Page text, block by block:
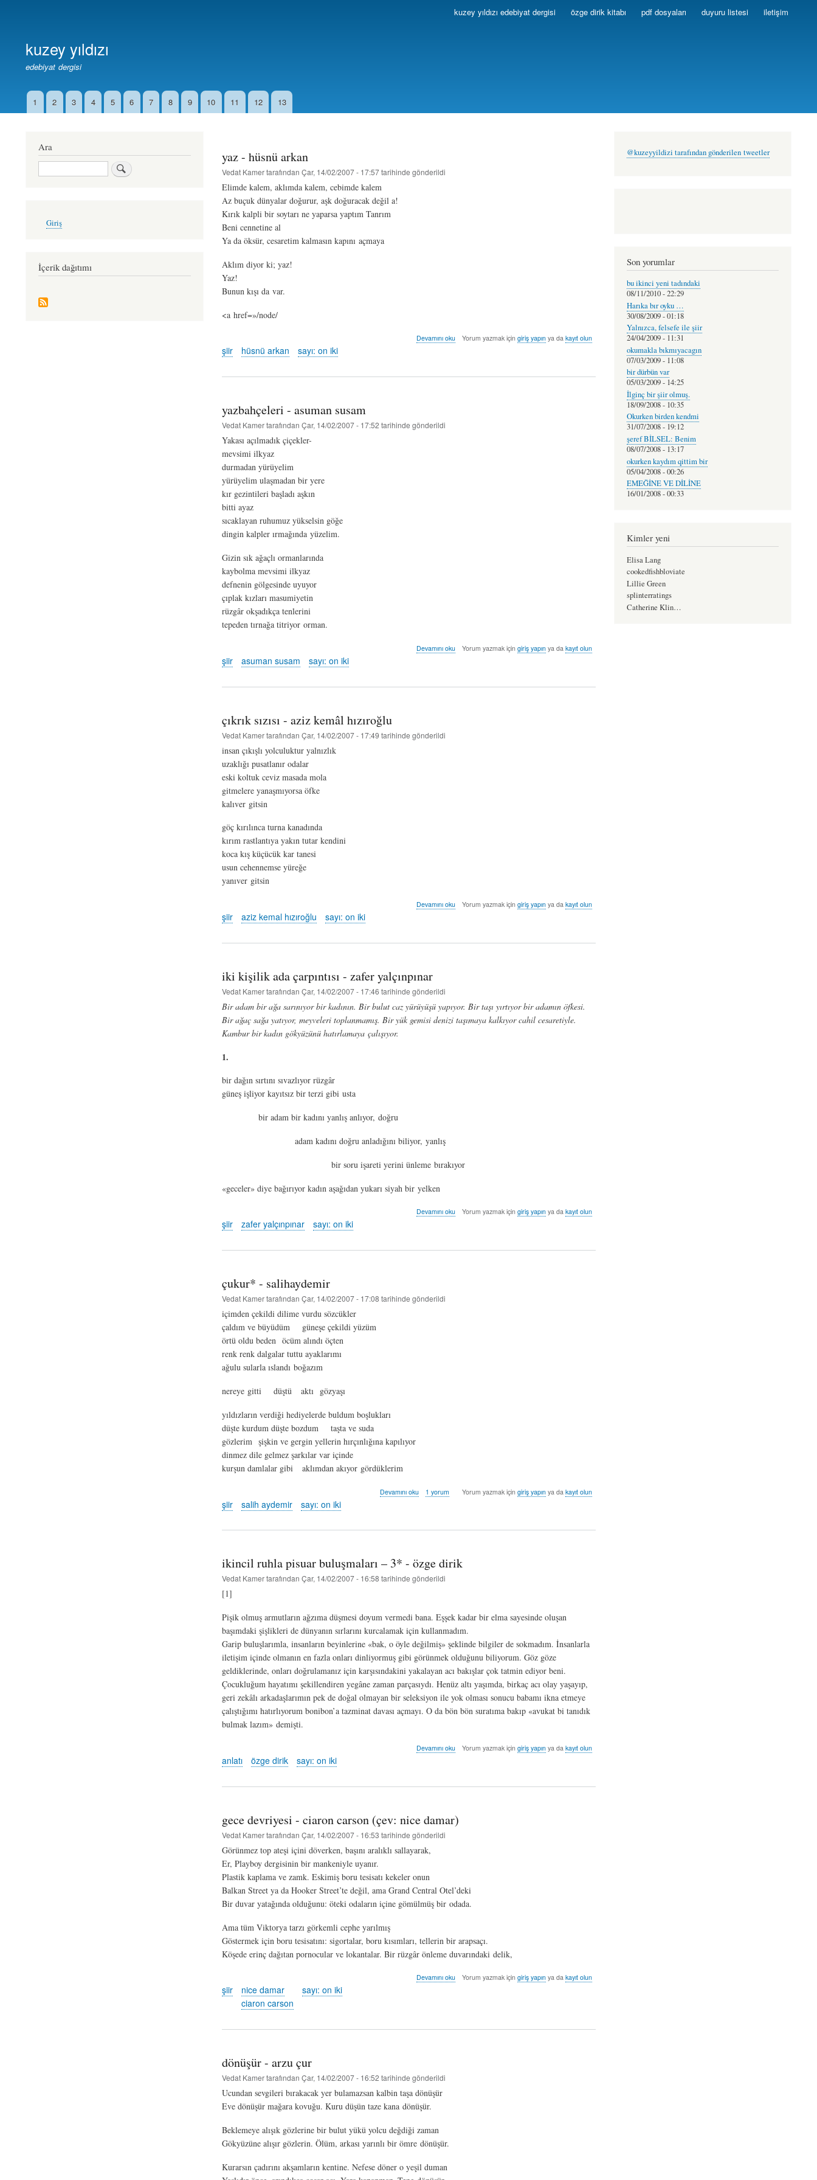
kuzey yıldızı edebiyat dergisi özge dirik kitabı pdf dosyaları duyuru listesi iletişim
kuzey yıldızı
edebiyat dergisi
İkincil1 2 3 4 5 6 7 8 9 10 11 12 13
yaz - hüsnü arkan
Vedat Kamertarafından Çar, 14/02/2007 - 17:57tarihinde gönderildi
Elimde kalem, aklımda kalem, cebimde kalem
Az buçuk dünyalar doğurur, aşk doğuracak değil a!
Kırık kalpli bir soytarı ne yaparsa yaptım Tanrım
Beni cennetine al
Ya da öksür, cesaretim kalmasın kapını açmaya
Aklım diyor ki; yaz!
Yaz!
Bunun kışı da var.
<a href=»/node/
yaz
hakkında
Devamını oku Yorum yazmak içingiriş yapın ya dakayıt olun
şiir hüsnü arkan sayı: on iki
yazbahçeleri - asuman susam
Vedat Kamertarafından Çar, 14/02/2007 - 17:52 tarihinde gönderildi
Yakası açılmadık çiçekler-
mevsimi ilkyaz
durmadan yürüyelim
yürüyelim ulaşmadan bir yere
kır gezintileri başladı aşkın
bitti ayaz
sıcaklayan ruhumuz yükselsin göğe
dingin kalpler ırmağında yüzelim.
Gizin sık ağaçlı ormanlarında
kaybolma mevsimi ilkyaz
defnenin gölgesinde uyuyor
çıplak kızları masumiyetin
rüzgâr okşadıkça tenlerini
tepeden tırnağa titriyor orman.
yazbahçeleri
hakkında
Devamını oku Yorum yazmak içingiriş yapın ya dakayıt olun
şiir asuman susam sayı: on iki
çıkrık sızısı - aziz kemâl hızıroğlu
Vedat Kamertarafından Çar, 14/02/2007 - 17:49 tarihinde gönderildi
insan çıkışlı yolculuktur yalnızlık
uzaklığı pusatlanır odalar
eski koltuk ceviz masada mola
gitmelere yanaşmıyorsa öfke
kalıver gitsin
göç kırılınca turna kanadında
kırım rastlantıya yakın tutar kendini
koca kış küçücük kar tanesi
usun cehennemse yüreğe
yanıver gitsin
çıkrık
kemâl
Devamını oku Yorum yazmak içingiriş yapın ya dakayıt olun
şiir aziz kemal hızıroğlu sayı: on iki
iki kişilik ada çarpıntısı - zafer yalçınpınar
Vedat Kamertarafından Çar, 14/02/2007 - 17:46 tarihinde gönderildi
Bir adam bir ağa sarınıyor bir kadının. Bir bulut caz yürüyüşü yapıyor. Bir taşı yırtıyor bir adamın öfkesi.
Bir ağaç sağa yatıyor, meyveleri toplanmamış. Bir yük gemisi denizi taşımaya kalkıyor cahil cesaretiyle.
Kambur bir kadın gökyüzünü hatırlamaya çalışıyor.
1.
bir dağın sırtını sıvazlıyor rüzgâr
güneş işliyor kayıtsız bir terzi gibi usta
bir adam bir kadını yanlış anlıyor, doğru
adam kadını doğru anladığını biliyor, yanlış
bir soru işareti yerini ünleme bırakıyor
«geceler» diye bağırıyor kadın aşağıdan yukarı siyah bir yelken
iki
-
Devamını oku Yorum yazmak içingiriş yapın ya dakayıt olun
şiir zafer yalçınpınar sayı: on iki
çukur* - salihaydemir
Vedat Kamertarafından Çar, 14/02/2007 - 17:08 tarihinde gönderildi
içimden çekildi dilime vurdu sözcükler
çaldım ve büyüdüm güneşe çekildi yüzüm
örtü oldu beden öcüm alındı öçten
renk renk dalgalar tuttu ayaklarımı
ağulu sularla ıslandı boğazım
nereye gitti düştü aktı gözyaşı
yıldızların verdiği hediyelerde buldum boşlukları
düşte kurdum düşte bozdum taşta ve suda
gözlerim şişkin ve gergin yellerin hırçınlığına kapılıyor
dinmez dile gelmez şarkılar var içinde
kurşun damlalar gibi aklımdan akıyor gördüklerim
çukur*
Devamını oku 1 yorum Yorum yazmak içingiriş yapın ya dakayıt olun
şiir salih aydemir sayı: on iki
ikincil ruhla pisuar buluşmaları – 3* - özge dirik
Vedat Kamertarafından Çar, 14/02/2007 - 16:58 tarihinde gönderildi
[1]
Pişik olmuş armutların ağzıma düşmesi doyum vermedi bana. Eşşek kadar bir elma sayesinde oluşan
başımdaki şişlikleri de dünyanın sırlarını kurcalamak için kullanmadım.
Garip buluşlarımla, insanların beyinlerine «bak, o öyle değilmiş» şeklinde bilgiler de sokmadım. İnsanlarla
iletişim içinde olmanın en fazla onları dinliyormuş gibi görünmek olduğunu biliyorum. Göz göze
geldiklerinde, onları doğrulamanız için karşısındakini yakalayan acı bakışlar çok tatmin ediyor beni.
Çocukluğum hayatımı şekillendiren yegâne zaman parçasıydı. Henüz altı yaşımda, birkaç acı olay yaşayıp,
geri zekâlı arkadaşlarımın pek de doğal olmayan bir seleksiyon ile yok olması sonucu babamı ikna etmeye
çalıştığımı hatırlıyorum bonibon’a tazminat davası açmayı. O da bön bön suratıma bakıp «avukat bi tanıdık
bulmak lazım» demişti.
ikincil
–
özge
hakkında
Devamını oku Yorum yazmak içingiriş yapın ya dakayıt olun
anlatı özge dirik sayı: on iki
gece devriyesi - ciaron carson (çev: nice damar)
Vedat Kamertarafından Çar, 14/02/2007 - 16:53 tarihinde gönderildi
Görünmez top ateşi içini döverken, başını aralıklı sallayarak,
Er, Playboy dergisinin bir mankeniyle uyanır.
Plastik kaplama ve zamk. Eskimiş boru tesisatı kekeler onun
Balkan Street ya da Hooker Street’te değil, ama Grand Central Otel’deki
Bir duvar yatağında olduğunu: öteki odaların içine gömülmüş bir odada.
Ama tüm Viktorya tarzı görkemli cephe yarılmış
Göstermek için boru tesisatını: sigortalar, boru kısımları, tellerin bir arapsaçı.
Köşede erinç dağıtan pornocular ve lokantalar. Bir rüzgâr önleme duvarındaki delik,
gece
(çev:
Devamını oku Yorum yazmak içingiriş yapın ya dakayıt olun
şiir
nice damar
ciaron carson
sayı: on iki
dönüşür - arzu çur
Vedat Kamertarafından Çar, 14/02/2007 - 16:52 tarihinde gönderildi
Ucundan sevgileri bırakacak yer bulamazsan kalbin taşa dönüşür
Eve dönüşür mağara kovuğu. Kuru düşün taze kana dönüşür.
Beklemeye alışık gözlerine bir bulut yükü yolcu değdiği zaman
Gökyüzüne alışır gözlerin. Ölüm, arkası yarınlı bir ömre dönüşür.
Kurarsın çadırını akşamların kentine. Nefese döner o yeşil duman
Ara
Ara
account
Giriş
İçerik dağıtımı
@kuzeyyildizi tarafından gönderilen tweetler
Son yorumlar
bu ikinci yeni tadındaki
08/11/2010 - 22:29
Harıka bır oyku …
30/08/2009 - 01:18
Yalnızca, felsefe ile şiir
24/04/2009 - 11:31
okumakla bıkmıyacagın
07/03/2009 - 11:08
bir dürbün var
05/03/2009 - 14:25
İlginç bir şiir olmuş.
18/09/2008 - 10:35
Okurken birden kendmi
31/07/2008 - 19:12
şeref BİLSEL: Benim
08/07/2008 - 13:17
okurken kaydım qittim bir
05/04/2008 - 00:26
EMEĞİNE VE DİLİNE
16/01/2008 - 00:33
Kimler yeni
Elisa Lang
cookedfishbloviate
Lillie Green
splinterratings
Catherine Klin…